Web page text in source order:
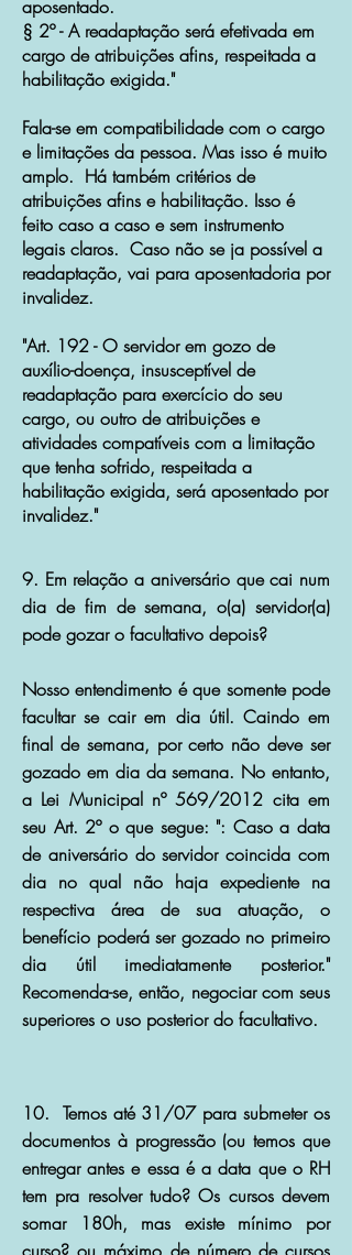
aposentado.
§ 2º - A readaptação será efetivada em
cargo de atribuições afins, respeitada a
habilitação exigida."
Fala-se em compatibilidade com o cargo
e limitações da pessoa. Mas isso é muito
amplo. Há também critérios de
atribuições afins e habilitação. Isso é
feito caso a caso e sem instrumento
legais claros. Caso não se ja possível a
readaptação, vai para aposentadoria por
invalidez.
"Art. 192 - O servidor em gozo de
auxílio-doença, insusceptível de
readaptação para exercício do seu
cargo, ou outro de atribuições e
atividades compatíveis com a limitação
que tenha sofrido, respeitada a
habilitação exigida, será aposentado por
invalidez."
9. Em relação a aniversário que cai num
dia de fim de semana, o(a) servidor(a)
pode gozar o facultativo depois?
Nosso entendimento é que somente pode
facultar se cair em dia útil. Caindo em
final de semana, por certo não deve ser
gozado em dia da semana. No entanto,
a Lei Municipal nº 569/2012 cita em
seu Art. 2º o que segue: ": Caso a data
de aniversário do servidor coincida com
dia no qual não haja expediente na
respectiva área de sua atuação, o
benefício poderá ser gozado no primeiro
dia útil imediatamente posterior."
Recomenda-se, então, negociar com seus
superiores o uso posterior do facultativo.
10. Temos até 31/07 para submeter os
documentos à progressão (ou temos que
entregar antes e essa é a data que o RH
tem pra resolver tudo? Os cursos devem
somar 180h, mas existe mínimo por